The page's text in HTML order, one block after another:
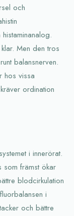
och
Men den tros
balansnerven.
hos vissa
ordination
i innerörat.
som främst ökar
blodcirkulation
i
och bättre